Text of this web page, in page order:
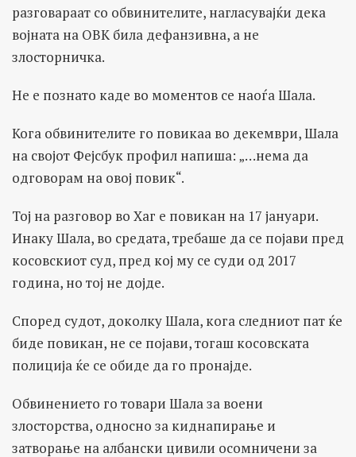
разговараат со обвинителите, нагласувајќи дека
војната на ОВК била дефанзивна, а не
злосторничка.
Не е познато каде во моментов се наоѓа Шала.
Кога обвинителите го повикаа во декември, Шала
на својот Фејсбук профил напиша: „…нема да
одговорам на овој повик“.
Тој на разговор во Хаг е повикан на 17 јануари.
Инаку Шала, во средата, требаше да се појави пред
косовскиот суд, пред кој му се суди од 2017
година, но тој не дојде.
Според судот, доколку Шала, кога следниот пат ќе
биде повикан, не се појави, тогаш косовската
полиција ќе се обиде да го пронајде.
Обвинението го товари Шала за воени
злосторства, односно за киднапирање и
затворање на албански цивили осомничени за